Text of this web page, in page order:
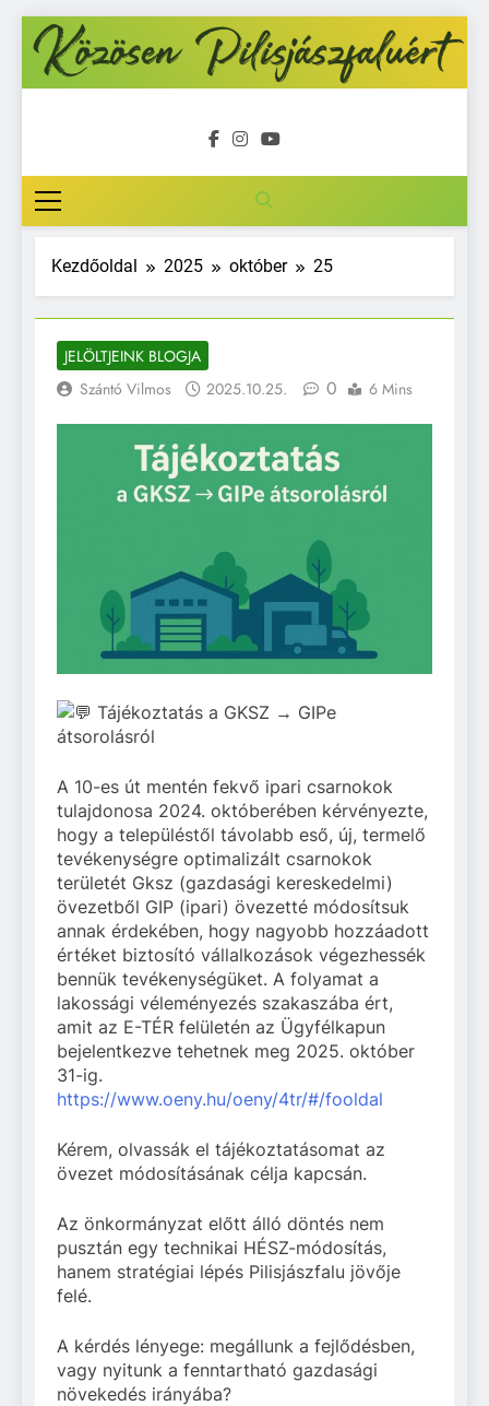
Ugrás
tartalomra
Kezdőoldal 2025 október 25
JELÖLTJEINK BLOGJA
Szántó Vilmos
2025.10.25. 0 6 Mins
Tájékoztatás a GKSZ → GIPe
átsorolásról
A 10-es út mentén fekvő ipari csarnokok
tulajdonosa 2024. októberében kérvényezte,
hogy a településtől távolabb eső, új, termelő
tevékenységre optimalizált csarnokok
területét Gksz (gazdasági kereskedelmi)
övezetből GIP (ipari) övezetté módosítsuk
annak érdekében, hogy nagyobb hozzáadott
értéket biztosító vállalkozások végezhessék
bennük tevékenységüket. A folyamat a
lakossági véleményezés szakaszába ért,
amit az E-TÉR felületén az Ügyfélkapun
bejelentkezve tehetnek meg 2025. október
31-ig.
https://www.oeny.hu/oeny/4tr/#/fooldal
Kérem, olvassák el tájékoztatásomat az
övezet módosításának célja kapcsán.
Az önkormányzat előtt álló döntés nem
pusztán egy technikai HÉSZ-módosítás,
hanem stratégiai lépés Pilisjászfalu jövője
felé.
A kérdés lényege: megállunk a fejlődésben,
vagy nyitunk a fenntartható gazdasági
növekedés irányába?